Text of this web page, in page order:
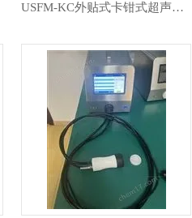
USFM-KC外贴式卡钳式超声波流量计